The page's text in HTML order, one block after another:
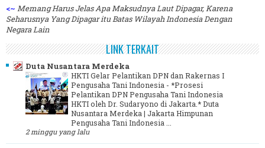
<~ Memang Harus Jelas Apa Maksudnya Laut Dipagar, Karena
Seharusnya Yang Dipagar itu Batas Wilayah Indonesia Dengan
Negara Lain
LINK TERKAIT
Duta Nusantara Merdeka
HKTI Gelar Pelantikan DPN dan Rakernas I
Pengusaha Tani Indonesia - *Prosesi
Pelantikan DPN Pengusaha Tani Indonesia
HKTI oleh Dr. Sudaryono di Jakarta.* Duta
Nusantara Merdeka | Jakarta Himpunan
Pengusaha Tani Indonesia ...
2 minggu yang lalu